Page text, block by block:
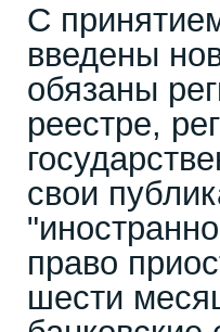
С
введены
обязаны
реестре,
свои
право
шести